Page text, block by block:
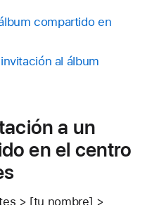
compartido en
al álbum
a un
en el centro
> [tu nombre] >